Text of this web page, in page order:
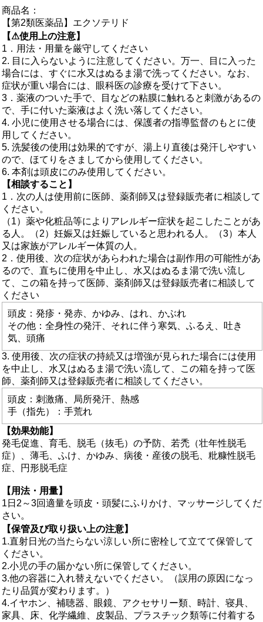
商品名：
【第2類医薬品】エクソテリド
【⚠使用上の注意】
1．用法・用量を厳守してください
2. 目に入らないように注意してください。万一、目に入った
場合には、すぐに水又はぬるま湯で洗ってください。なお、
症状が重い場合には、眼科医の診療を受けて下さい。
3．薬液のついた手で、目などの粘膜に触れると刺激があるの
で、手に付いた薬液はよく洗い落してください。
4. 小児に使用させる場合には、保護者の指導監督のもとに使
用してください。
5. 洗髪後の使用は効果的ですが、湯上り直後は発汗しやすい
ので、ほてりをさましてから使用してください。
6. 本剤は頭皮にのみ使用してください。
【相談すること】
1．次の人は使用前に医師、薬剤師又は登録販売者に相談して
ください。
（1）薬や化粧品等によりアレルギー症状を起こしたことがあ
る人。（2）妊娠又は妊娠していると思われる人。（3）本人
又は家族がアレルギー体質の人。
2．使用後、次の症状があらわれた場合は副作用の可能性があ
るので、直ちに使用を中止し、水又はぬるま湯で洗い流し
て、この箱を持って医師、薬剤師又は登録販売者に相談して
ください
頭皮：発疹・発赤、かゆみ、はれ、かぶれ
その他：全身性の発汗、それに伴う寒気、ふるえ、吐き
気、頭痛
3. 使用後、次の症状の持続又は増強が見られた場合には使用
を中止し、水又はぬるま湯で洗い流して、この箱を持って医
師、薬剤師又は登録販売者に相談してください。
頭皮：刺激痛、局所発汗、熱感
手（指先）：手荒れ
【効果効能】
発毛促進、育毛、脱毛（抜毛）の予防、若禿（壮年性脱毛
症）、薄毛、ふけ、かゆみ、病後・産後の脱毛、粃糠性脱毛
症、円形脱毛症
【用法・用量】
1日2～3回適量を頭皮・頭髪にふりかけ、マッサージしてくだ
さい。
【保管及び取り扱い上の注意】
1.直射日光の当たらない涼しい所に密栓して立てて保管して
ください。
2.小児の手の届かない所に保管してください。
3.他の容器に入れ替えないでください。（誤用の原因になっ
たり品質が変わります。）
4.イヤホン、補聴器、眼鏡、アクセサリー類、時計、寝具、
家具、床、化学繊維、皮製品、プラスチック類等に付着する